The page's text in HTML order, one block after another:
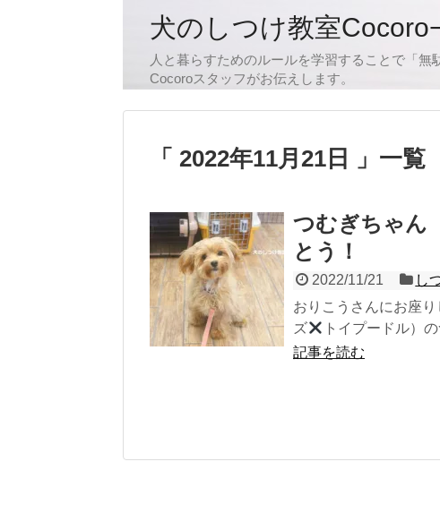
犬のしつけ教室
人と暮らすためのルールを学習することで「
Cocoroスタッフがお伝えします。
2022年11月21日 一覧
つむぎちゃん
とう！
2022/11/21
し
おりこうさんにお座
ズ
トイプードル）
記事を読む